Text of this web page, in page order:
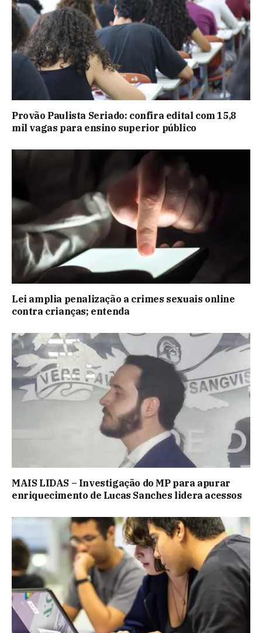
Provão Paulista Seriado: confira edital com 15,8
mil vagas para ensino superior público
Lei amplia penalização a crimes sexuais online
contra crianças; entenda
MAIS LIDAS – Investigação do MP para apurar
enriquecimento de Lucas Sanches lidera acessos